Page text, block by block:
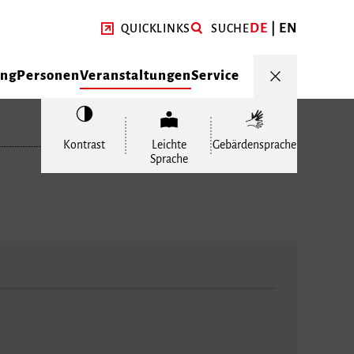
QUICKLINKS SUCHEDE EN
PersonenVeranstaltungenService
Kontrast
Leichte
Sprache
Gebärdensprache